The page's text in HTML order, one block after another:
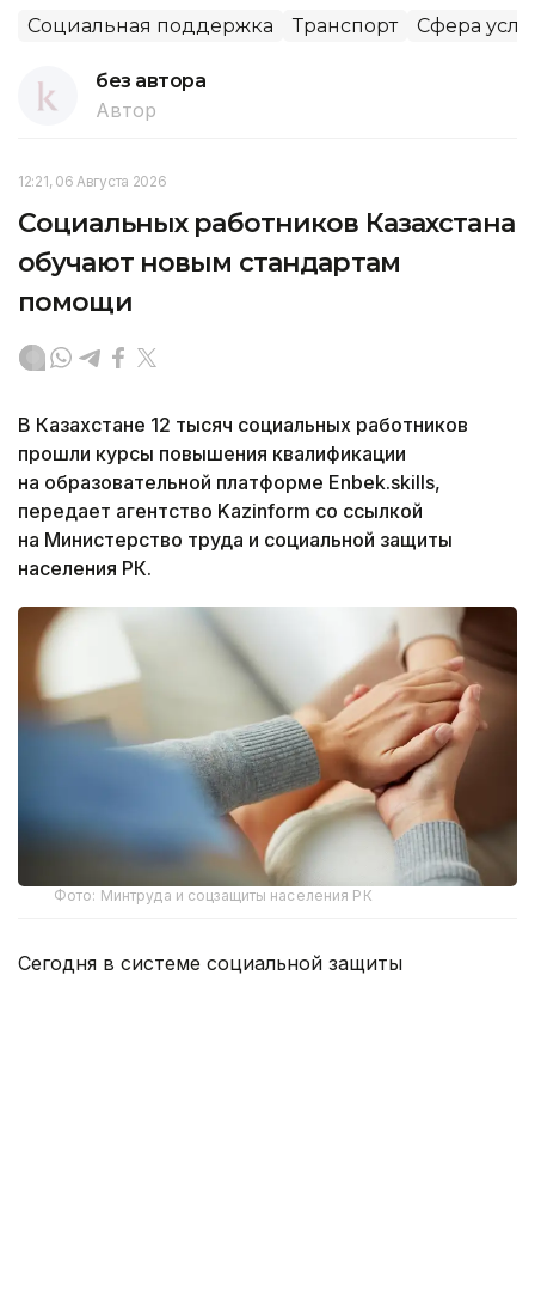
Социальная поддержка Транспорт Сфера
без автора
Автор
12:21, 06 Августа 2026
Социальных работников Казахстана
обучают новым стандартам
помощи
В Казахстане 12 тысяч социальных работников
прошли курсы повышения квалификации
на образовательной платформе Enbek.skills,
передает агентство Kazinform со ссылкой
на Министерство труда и социальной защиты
населения РК.
Фото: Минтруда и соцзащиты населения РК
Сегодня в системе социальной защиты